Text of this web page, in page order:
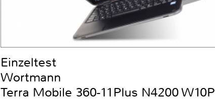
Einzeltest
Wortmann
Terra Mobile 360-11Plus N4200 W10P